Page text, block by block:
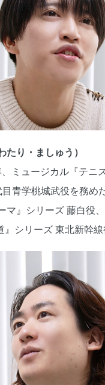
たり・ましゅう）
ミュージカル『テニ
青学桃城武役を務め
マ』シリーズ 藤白役
シリーズ 東北新幹線